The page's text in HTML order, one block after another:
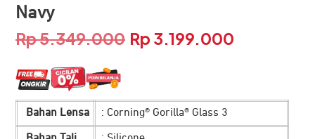
Navy
Rp5.349.000 Harga
Rp 5.349.000.
Rp 3.199.000
adalah:
Bahan Lensa : Corning® Gorilla® Glass 3